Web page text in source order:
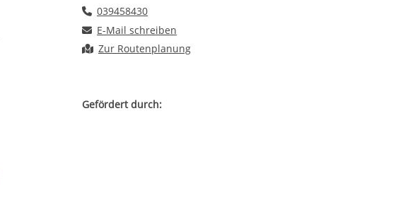
Telefonnummer
039458430
E-Mail an Kindertagesstätte "Mühlenmäuse"
E-Mail schreiben
Route planen
Zur Routenplanung
Gefördert durch: